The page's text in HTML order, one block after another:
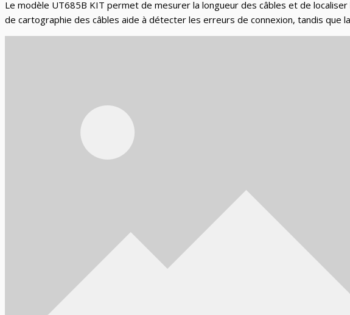
Le modèle UT685B KIT permet de mesurer la longueur des câbles et de
de cartographie des câbles aide à détecter les erreurs de connexion, tandis